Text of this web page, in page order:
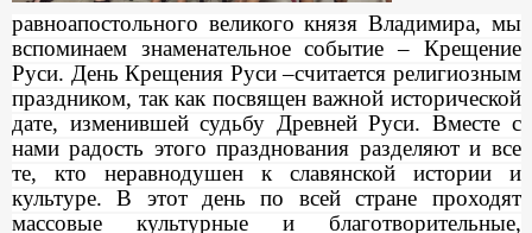
равноапостольного великого князя Владимира, мы
вспоминаем знаменательное событие – Крещение
Руси. День Крещения Руси –считается религиозным
праздником, так как посвящен важной исторической
дате, изменившей судьбу Древней Руси. Вместе с
нами радость этого празднования разделяют и все
те, кто неравнодушен к славянской истории и
культуре. В этот день по всей стране проходят
массовые культурные и благотворительные,